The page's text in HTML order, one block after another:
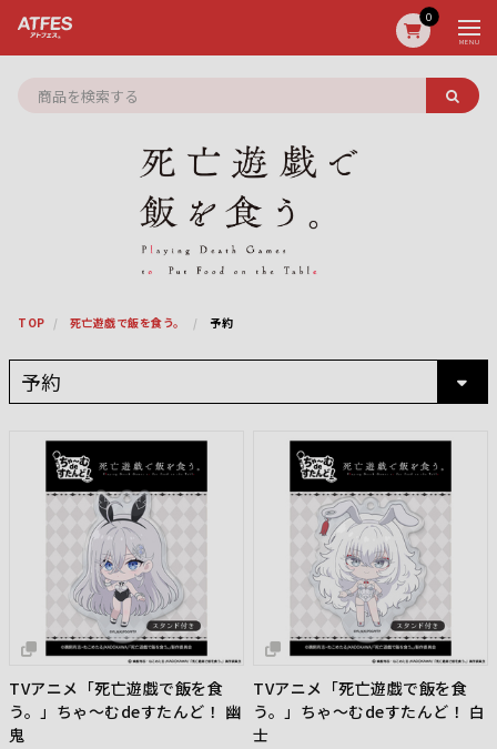
0
MENU
TOP 死亡遊戯で飯を食う。 予約
TVアニメ「死亡遊戯で飯を食
う。」ちゃ～むdeすたんど！ 幽
鬼
TVアニメ「死亡遊戯で飯を食
う。」ちゃ～むdeすたんど！ 白
士